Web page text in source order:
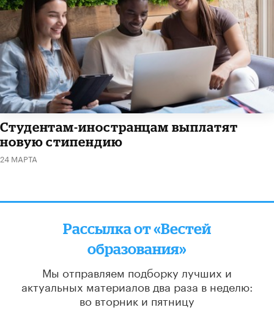
Студентам-иностранцам выплатят
новую стипендию
24 МАРТА
Рассылка от «Вестей
образования»
Мы отправляем подборку лучших и
актуальных материалов два раза в неделю:
во вторник и пятницу